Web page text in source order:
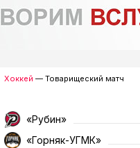
Хоккей — Товарищеский матч
«Рубин»
«Горняк-УГМК»